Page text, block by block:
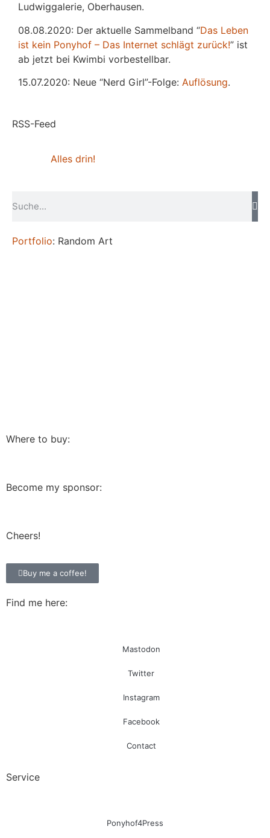
Ludwiggalerie, Oberhausen.
08.08.2020: Der aktuelle Sammelband “Das Leben
ist kein Ponyhof – Das Internet schlägt zurück!” ist
ab jetzt bei Kwimbi vorbestellbar.
15.07.2020: Neue “Nerd Girl”-Folge: Auflösung.
RSS-Feed
Alles drin!
Portfolio: Random Art
Where to buy:
Become my sponsor:
Cheers!
Buy me a coffee!
Find me here:
Mastodon
Twitter
Instagram
Facebook
Contact
Service
Ponyhof4Press